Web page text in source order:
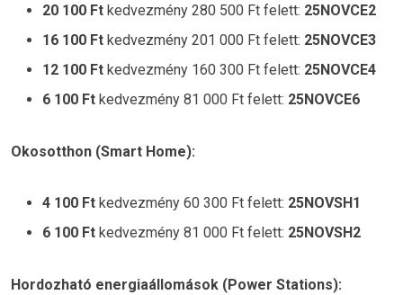
20 100 Ft kedvezmény 280 500 Ft felett: 25NOVCE2
16 100 Ft kedvezmény 201 000 Ft felett: 25NOVCE3
12 100 Ft kedvezmény 160 300 Ft felett: 25NOVCE4
6 100 Ft kedvezmény 81 000 Ft felett: 25NOVCE6
Okosotthon (Smart Home):
4 100 Ft kedvezmény 60 300 Ft felett: 25NOVSH1
6 100 Ft kedvezmény 81 000 Ft felett: 25NOVSH2
Hordozható energiaállomások (Power Stations):